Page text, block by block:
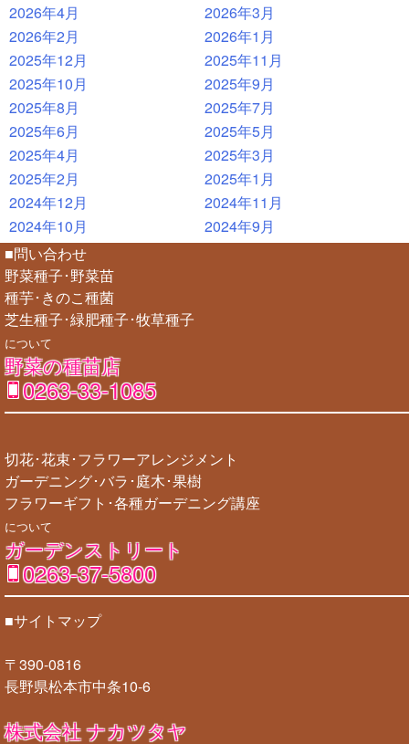
2026年4月
2026年3月
2026年2月
2026年1月
2025年12月
2025年11月
2025年10月
2025年9月
2025年8月
2025年7月
2025年6月
2025年5月
2025年4月
2025年3月
2025年2月
2025年1月
2024年12月
2024年11月
2024年10月
2024年9月
■問い合わせ
野菜種子･野菜苗
種芋･きのこ種菌
芝生種子･緑肥種子･牧草種子
について
野菜の種苗店
0263-33-1085
切花･花束･フラワーアレンジメント
ガーデニング･バラ･庭木･果樹
フラワーギフト･各種ガーデニング講座
について
ガーデンストリート
0263-37-5800
■サイトマップ
〒390-0816
長野県松本市中条10-6
株式会社 ナカツタヤ